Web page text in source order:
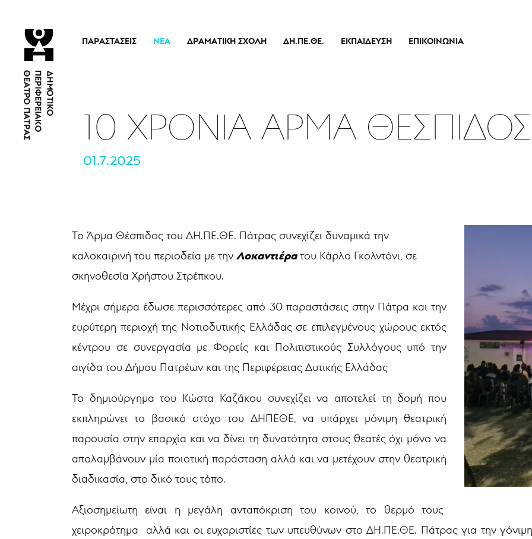
ΠΑΡΑΣΤΆΣΕΙΣ
Εισιτήρια
ΝΈΑ ΔΡΑΜΑΤΙΚΉ ΣΧΟΛΉ
Νέα
ΔΗ.ΠΕ.ΘΕ.
Οικονομικά Στοιχεία
Αποφάσεις Δ.Σ.
ΕΚΠΑΊΔΕΥΣΗ ΕΠΙΚΟΙΝΩΝΊΑ
10 ΧΡΟΝΙΑ ΑΡΜΑ ΘΕΣΠΙΔΟΣ
01.7.2025
Το Άρμα Θέσπιδος του ΔΗ.ΠΕ.ΘΕ. Πάτρας συνεχίζει δυναμικά την
καλοκαιρινή του περιοδεία με την Λοκαντιέρατου Κάρλο Γκολντόνι, σε
σκηνοθεσία Χρήστου Στρέπκου.
Μέχρι σήμερα έδωσε περισσότερες από 30 παραστάσεις στην Πάτρα και την
ευρύτερη περιοχή της Νοτιοδυτικής Ελλάδας σε επιλεγμένους χώρους εκτός
κέντρου σε συνεργασία με Φορείς και Πολιτιστικούς Συλλόγους υπό την
αιγίδα του Δήμου Πατρέων και της Περιφέρειας Δυτικής Ελλάδας
Το δημιούργημα του Κώστα Καζάκου συνεχίζει να αποτελεί τη δομή που
εκπληρώνει το βασικό στόχο του ΔΗΠΕΘΕ, να υπάρχει μόνιμη θεατρική
παρουσία στην επαρχία και να δίνει τη δυνατότητα στους θεατές όχι μόνο να
απολαμβάνουν μία ποιοτική παράσταση αλλά και να μετέχουν στην θεατρική
διαδικασία, στο δικό τους τόπο.
Αξιοσημείωτη είναι η μεγάλη ανταπόκριση του κοινού, το θερμό τους
χειροκρότημα αλλά και οι ευχαριστίες των υπευθύνων στο ΔΗ.ΠΕ.ΘΕ. Πάτρας για την